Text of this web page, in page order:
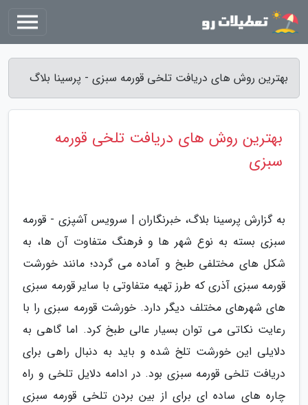
بهترین روش های دریافت تلخی قورمه سبزی - پرسینا بلاگ
بهترین روش های دریافت تلخی قورمه
سبزی
به گزارش پرسینا بلاگ، خبرنگاران | سرویس آشپزی - قورمه
سبزی بسته به نوع شهر ها و فرهنگ متفاوت آن ها، به
شکل های مختلفی طبخ و آماده می گردد؛ مانند خورشت
قورمه سبزی آذری که طرز تهیه متفاوتی با سایر قورمه سبزی
های شهرهای مختلف دیگر دارد. خورشت قورمه سبزی را با
رعایت نکاتی می توان بسیار عالی طبخ کرد. اما گاهی به
دلایلی این خورشت تلخ شده و باید به دنبال راهی برای
دریافت تلخی قورمه سبزی بود. در ادامه دلایل تلخی و راه
چاره های ساده ای برای از بین بردن تلخی قورمه سبزی